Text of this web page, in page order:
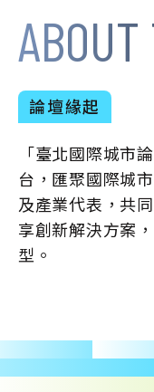
論壇緣起
「臺北國際城市
台，匯聚國際城
及產業代表，共
享創新解決方案
型。